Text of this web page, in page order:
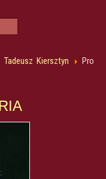
Tadeusz Kiersztyn
Pro